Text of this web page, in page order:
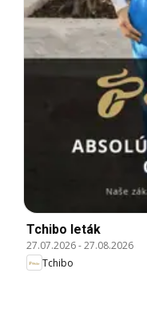
Tchibo leták
27.07.2026-27.08.2026
Tchibo